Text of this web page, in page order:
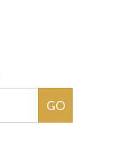
GO